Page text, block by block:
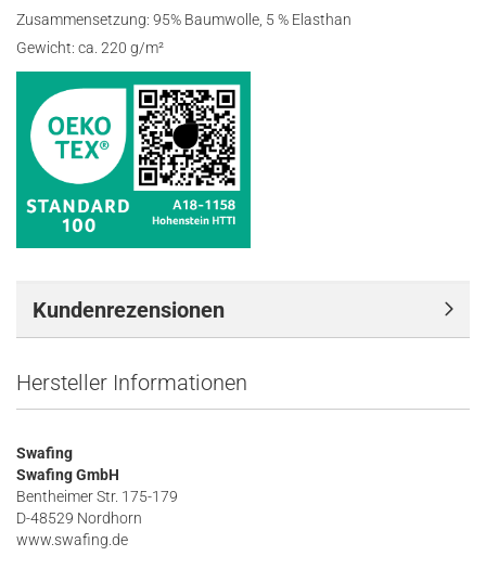
Zusammensetzung: 95% Baumwolle, 5 % Elasthan
Gewicht: ca. 220 g/m²
Kundenrezensionen
Hersteller Informationen
Swafing
Swafing GmbH
Bentheimer Str. 175-179
D-48529 Nordhorn
www.swafing.de